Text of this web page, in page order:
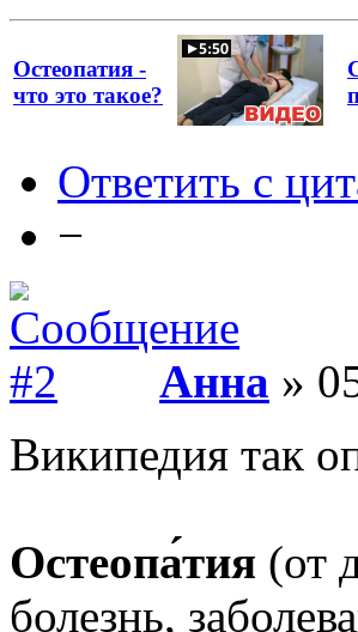
Остеопатия -
что это такое?
Ответить с
−
Анна »
Википедия так
Остеопа́тия (от
болезнь,